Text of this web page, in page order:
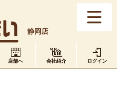
静岡店
店舗へ 会社紹介 ログイン